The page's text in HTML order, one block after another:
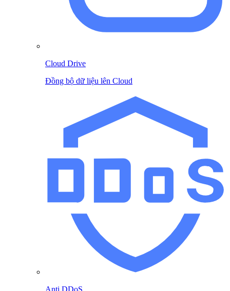
Cloud Drive
Đồng bộ dữ liệu lên Cloud
Anti DDoS